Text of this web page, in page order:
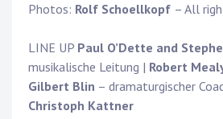
Photos: Rolf Schoellkopf – All
LINE UP Paul O’Dette and
musikalische Leitung | Robert
Gilbert Blin – dramaturgischer
Christoph Kattner